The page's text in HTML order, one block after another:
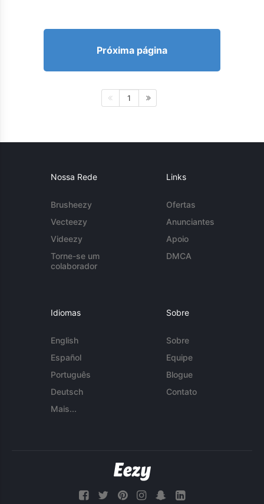
Próxima página
1
Nossa Rede
Brusheezy
Vecteezy
Videezy
Torne-se um
colaborador
Links
Ofertas
Anunciantes
Apoio
DMCA
Idiomas
English
Español
Português
Deutsch
Mais...
Sobre
Sobre
Equipe
Blogue
Contato